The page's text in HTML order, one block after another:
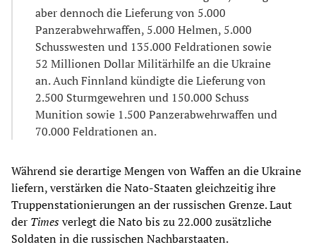
aber dennoch die Lieferung von 5.000
Panzerabwehrwaffen, 5.000 Helmen, 5.000
Schusswesten und 135.000 Feldrationen sowie
52 Millionen Dollar Militärhilfe an die Ukraine
an. Auch Finnland kündigte die Lieferung von
2.500 Sturmgewehren und 150.000 Schuss
Munition sowie 1.500 Panzerabwehrwaffen und
70.000 Feldrationen an.
Während sie derartige Mengen von Waffen an die Ukraine
liefern, verstärken die Nato-Staaten gleichzeitig ihre
Truppenstationierungen an der russischen Grenze. Laut
der Timesverlegt die Nato bis zu 22.000 zusätzliche
Soldaten in die russischen Nachbarstaaten.